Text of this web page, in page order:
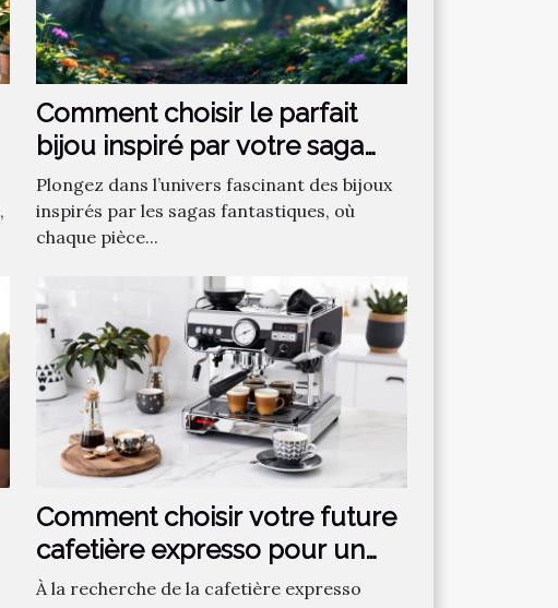
Comment choisir le parfait
bijou inspiré par votre saga
fantastique préférée ?
Plongez dans l’univers fascinant des bijoux
inspirés par les sagas fantastiques, où
chaque pièce...
Comment choisir votre future
cafetière expresso pour un
café parfait ?
À la recherche de la cafetière expresso